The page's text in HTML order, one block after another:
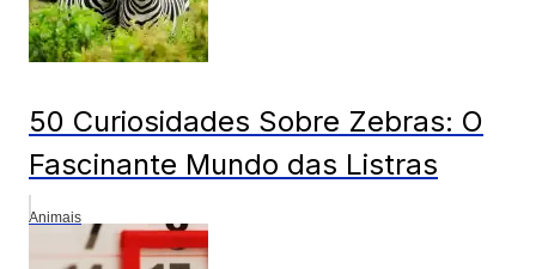
50 Curiosidades Sobre Zebras: O
Fascinante Mundo das Listras
Animais